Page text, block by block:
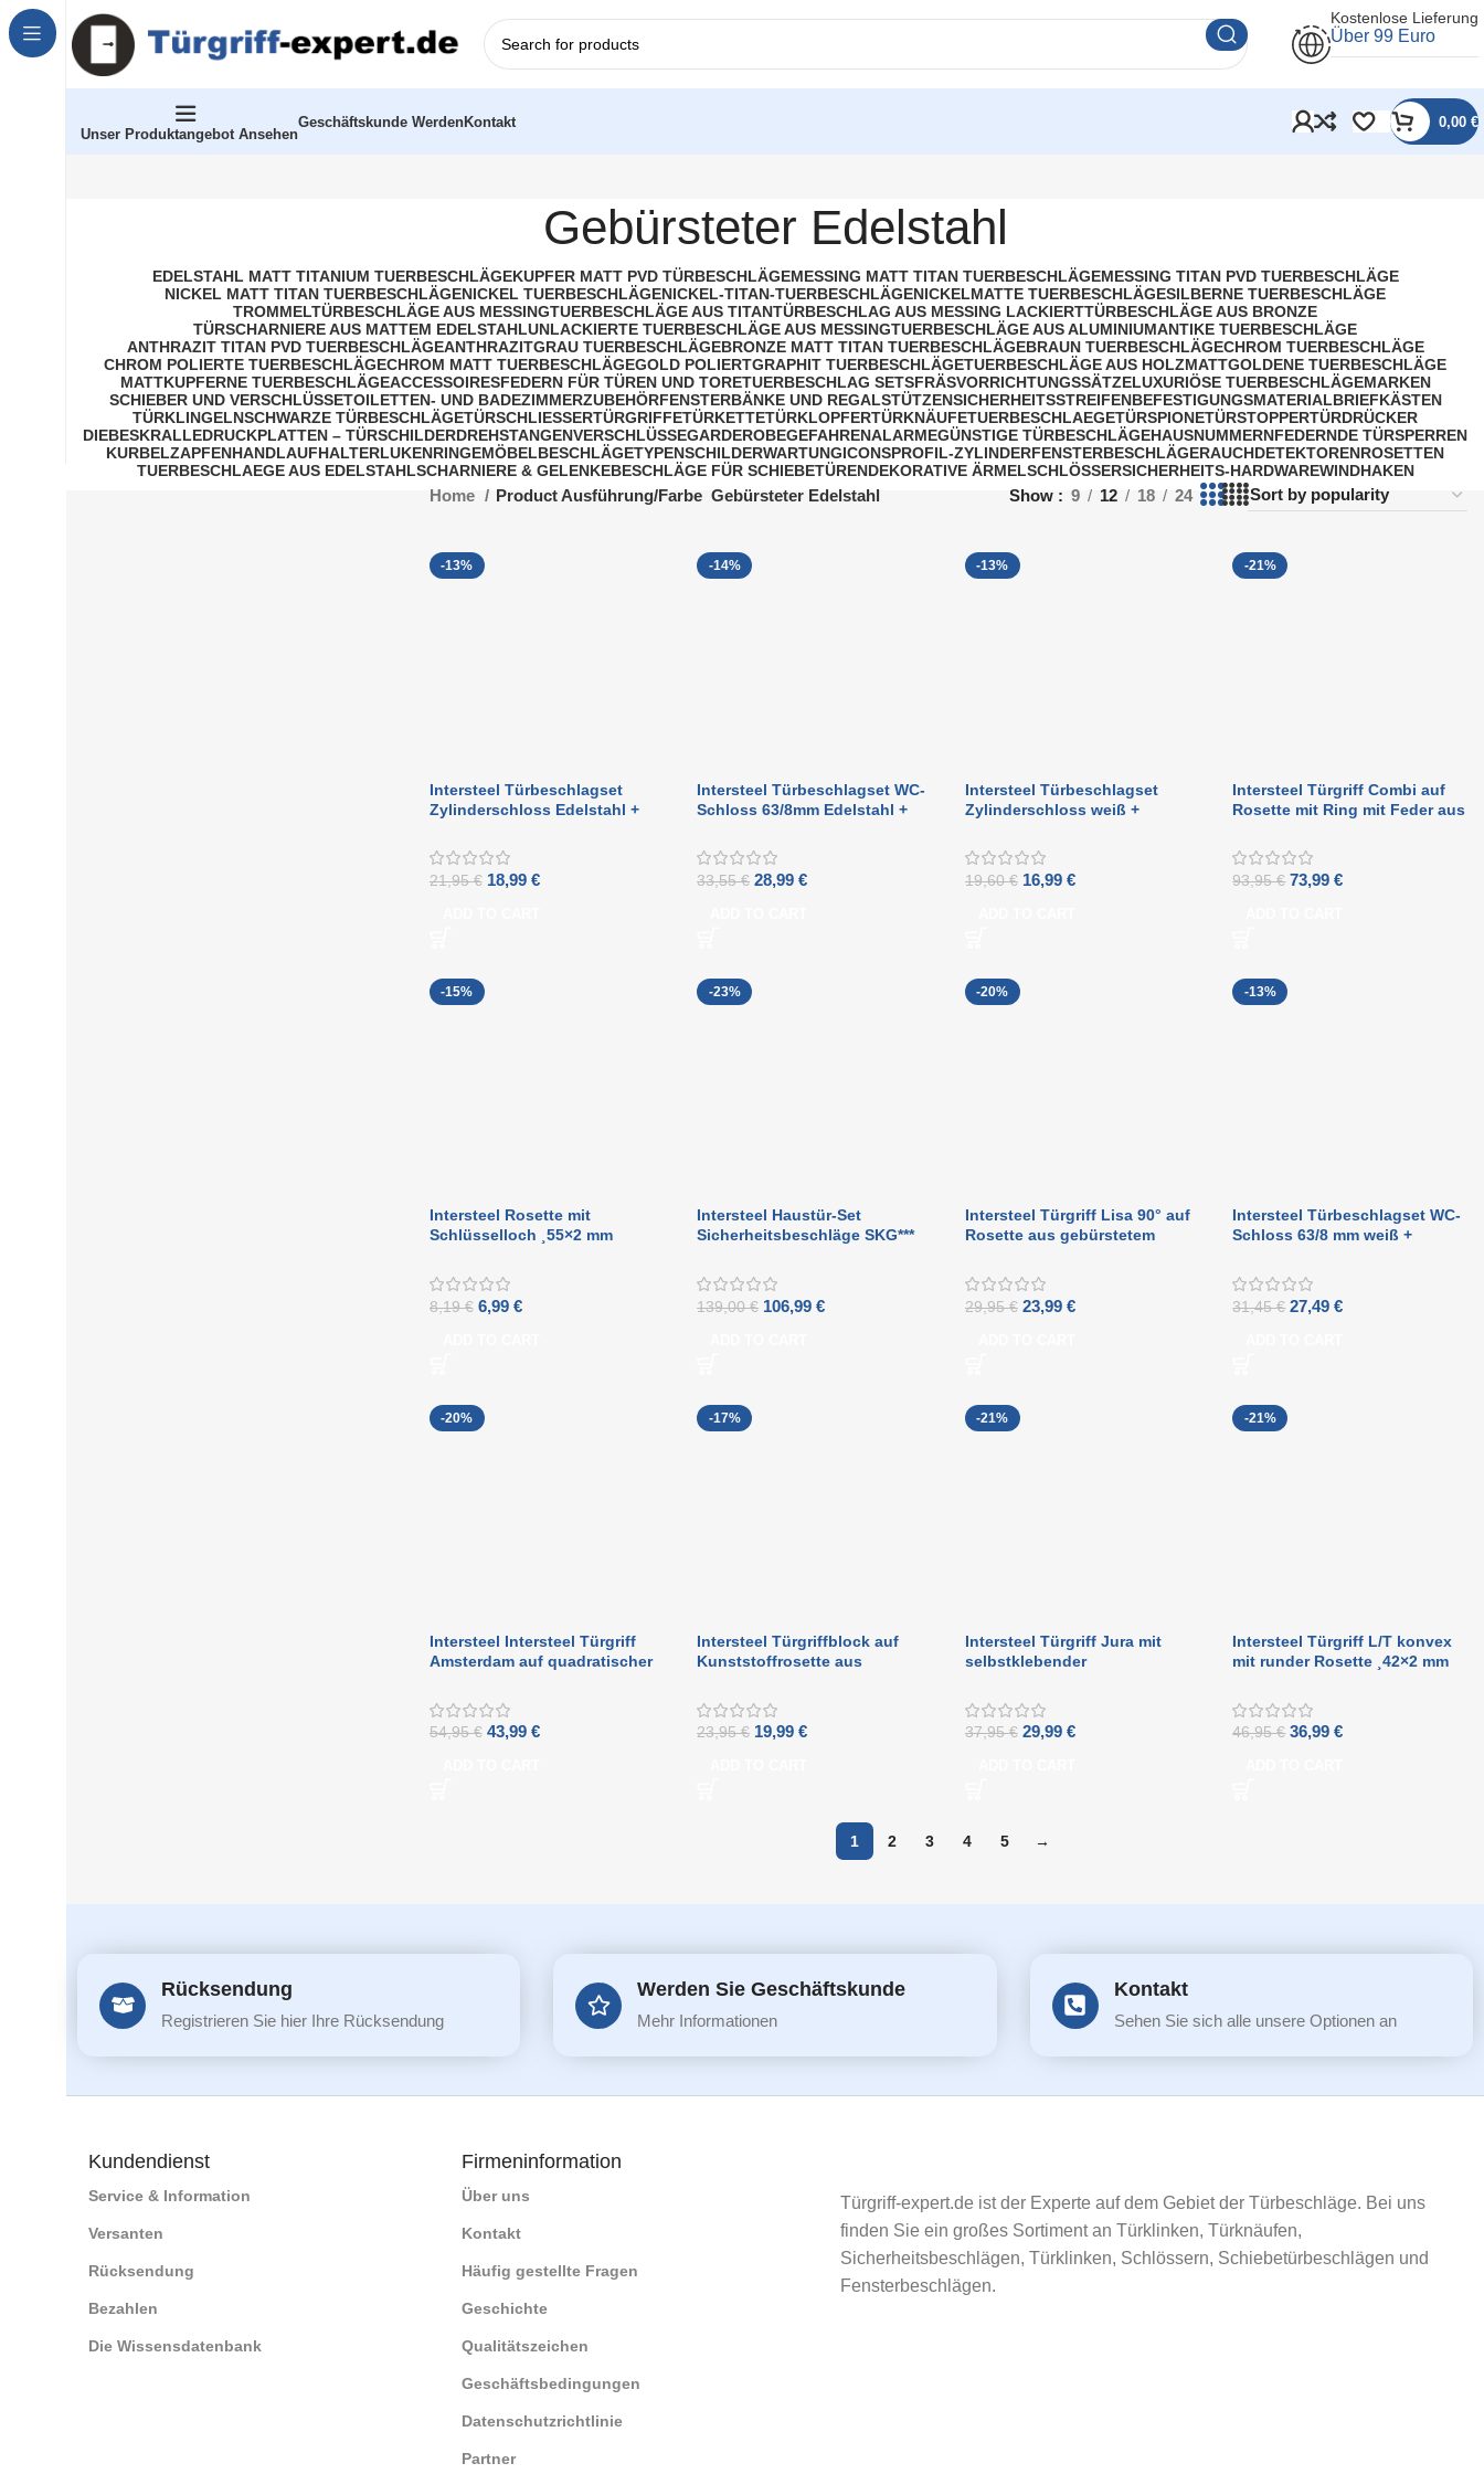
Kostenlose Lieferung
Über 99 Euro
Unser Produktangebot Ansehen
Geschäftskunde WerdenKontakt 0,00 €
Gebürsteter Edelstahl
EDELSTAHL MATT TITANIUM TUERBESCHLÄGEKUPFER MATT PVD TÜRBESCHLÄGEMESSING MATT TITAN TUERBESCHLÄGEMESSING TITAN PVD TUERBESCHLÄGE
NICKEL MATT TITAN TUERBESCHLÄGENICKEL TUERBESCHLÄGENICKEL-TITAN-TUERBESCHLÄGENICKELMATTE TUERBESCHLÄGESILBERNE TUERBESCHLÄGE
TROMMELTÜRBESCHLÄGE AUS MESSINGTUERBESCHLÄGE AUS TITANTÜRBESCHLAG AUS MESSING LACKIERTTÜRBESCHLÄGE AUS BRONZE
TÜRSCHARNIERE AUS MATTEM EDELSTAHLUNLACKIERTE TUERBESCHLÄGE AUS MESSINGTUERBESCHLÄGE AUS ALUMINIUMANTIKE TUERBESCHLÄGE
ANTHRAZIT TITAN PVD TUERBESCHLÄGEANTHRAZITGRAU TUERBESCHLÄGEBRONZE MATT TITAN TUERBESCHLÄGEBRAUN TUERBESCHLÄGECHROM TUERBESCHLÄGE
CHROM POLIERTE TUERBESCHLÄGECHROM MATT TUERBESCHLÄGEGOLD POLIERTGRAPHIT TUERBESCHLÄGETUERBESCHLÄGE AUS HOLZMATTGOLDENE TUERBESCHLÄGE
MATTKUPFERNE TUERBESCHLÄGEACCESSOIRESFEDERN FÜR TÜREN UND TORETUERBESCHLAG SETSFRÄSVORRICHTUNGSSÄTZELUXURIÖSE TUERBESCHLÄGEMARKEN
SCHIEBER UND VERSCHLÜSSETOILETTEN- UND BADEZIMMERZUBEHÖRFENSTERBÄNKE UND REGALSTÜTZENSICHERHEITSSTREIFENBEFESTIGUNGSMATERIALBRIEFKÄSTEN
TÜRKLINGELNSCHWARZE TÜRBESCHLÄGETÜRSCHLIESSER TÜRGRIFFETÜRKETTETÜRKLOPFERTÜRKNÄUFETUERBESCHLAEGETÜRSPIONETÜRSTOPPERTÜRDRÜCKER
DIEBESKRALLEDRUCKPLATTEN – TÜRSCHILDERDREHSTANGENVERSCHLÜSSEGARDEROBEGEFAHRENALARMEGÜNSTIGE TÜRBESCHLÄGEHAUSNUMMERNFEDERNDE TÜRSPERREN
KURBELZAPFENHANDLAUFHALTERLUKENRINGEMÖBELBESCHLÄGETYPENSCHILDERWARTUNGICONSPROFIL-ZYLINDERFENSTERBESCHLÄGERAUCHDETEKTORENROSETTEN
TUERBESCHLAEGE AUS EDELSTAHLSCHARNIERE & GELENKEBESCHLÄGE FÜR SCHIEBETÜRENDEKORATIVE ÄRMELSCHLÖSSERSICHERHEITS-HARDWAREWINDHAKEN
Home Product Ausführung/Farbe Gebürsteter Edelstahl Show 9 12 18 24
-13%
Intersteel Türbeschlagset
Zylinderschloss Edelstahl +
21,95€ 18,99 €
-14%
Intersteel Türbeschlagset WC-
Schloss 63/8mm Edelstahl +
WC-Schloss
33,55€ 28,99€
-13%
Intersteel Türbeschlagset
Zylinderschloss weiß +
19,60€ 16,99 €
-21%
Intersteel Türgriff Combi auf
Rosette mit Ring mit Feder aus
93,95€ 73,99€
-15%
Intersteel Rosette mit
Schlüsselloch ¸55×2 mm
Edelstahl
8,19€ 6,99 €
-23%
Intersteel Haustür-Set
Sicherheitsbeschläge SKG***
139,00€ 106,99€
-20%
Intersteel Türgriff Lisa 90° auf
Rosette aus gebürstetem
29,95€ 23,99 €
-13%
Intersteel Türbeschlagset WC-
Schloss 63/8 mm weiß +
WC-Schloss
31,45€ 27,49€
-20%
Intersteel Intersteel Türgriff
Amsterdam auf quadratischer
gebürsteter Edelstahl
54,95€ 43,99 €
-17%
Intersteel Türgriffblock auf
Kunststoffrosette aus
23,95€ 19,99€
-21%
Intersteel Türgriff Jura mit
selbstklebender
37,95€ 29,99 €
-21%
Intersteel Türgriff L/T konvex
mit runder Rosette ¸42×2 mm
46,95€ 36,99€
1 2 3 4 5 →
Rücksendung
Registrieren Sie hier Ihre Rücksendung
Werden Sie Geschäftskunde
Mehr Informationen
Kontakt
Sehen Sie sich alle unsere Optionen an
Kundendienst
Service & Information
Versanten
Rücksendung
Bezahlen
Die Wissensdatenbank
Firmeninformation
Über uns
Kontakt
Häufig gestellte Fragen
Geschichte
Qualitätszeichen
Geschäftsbedingungen
Datenschutzrichtlinie
Partner
Türgriff-expert.de ist der Experte auf dem Gebiet der Türbeschläge. Bei uns
finden Sie ein großes Sortiment an Türklinken, Türknäufen,
Sicherheitsbeschlägen, Türklinken, Schlössern, Schiebetürbeschlägen und
Fensterbeschlägen.